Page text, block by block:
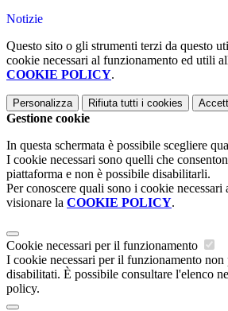
Notizie
Questo sito o gli strumenti terzi da questo
cookie necessari al funzionamento ed utili
COOKIE POLICY.
Personalizza Rifiuta tutti i cookies
Gestione cookie
In questa schermata è possibile scegliere
I cookie necessari sono quelli che
piattaforma e non è possibile disabilitarli.
Per conoscere quali sono i cookie
visionare la COOKIE POLICY.
Cookie necessari per il funzionamento
I cookie necessari per il funzionamento non
disabilitati. È possibile consultare l'elenco
policy.